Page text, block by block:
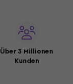
Über 3 Millionen
Kunden